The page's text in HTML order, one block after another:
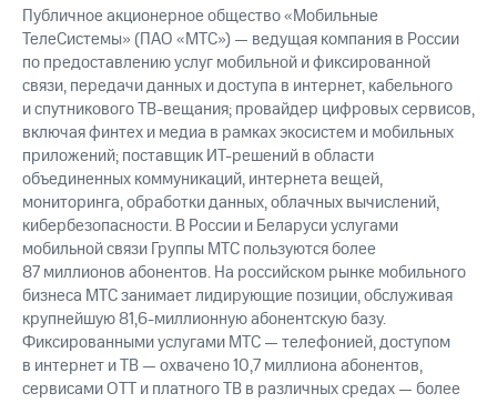
выкупа
акций
Дивиденды
Рынок
облигаций
Описание
Еврооблигации-2023
Уведомление
о
погашении
именных
облигаций
Другое
Регистратор
Реквизиты
Контакты
развитие
Публичное акционерное общество «Мобильные
ТелеСистемы» (ПАО «МТС») — ведущая компания в России
по предоставлению услуг мобильной и фиксированной
связи, передачи данных и доступа в интернет, кабельного
и спутникового ТВ-вещания; провайдер цифровых сервисов,
включая финтех и медиа в рамках экосистем и мобильных
приложений; поставщик ИТ-решений в области
объединенных коммуникаций, интернета вещей,
мониторинга, обработки данных, облачных вычислений,
кибербезопасности. В России и Беларуси услугами
мобильной связи Группы МТС пользуются более
87 миллионов абонентов. На российском рынке мобильного
бизнеса МТС занимает лидирующие позиции, обслуживая
крупнейшую 81,6-миллионную абонентскую базу.
Фиксированными услугами МТС — телефонией, доступом
в интернет и ТВ — охвачено 10,7 миллиона абонентов,
сервисами OTT и платного ТВ в различных средах — более